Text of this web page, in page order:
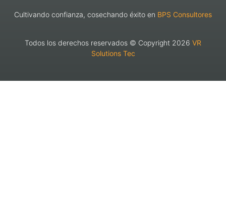
Cultivando confianza, cosechando éxito en BPS Consultores
Todos los derechos reservados © Copyright 2026 VR
Solutions Tec